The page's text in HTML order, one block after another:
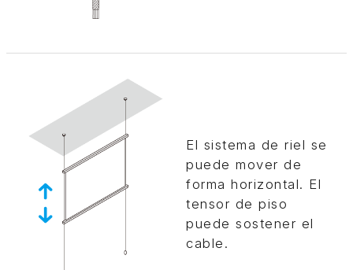
El sistema de riel se
puede mover de
forma horizontal. El
tensor de piso
puede sostener el
cable.